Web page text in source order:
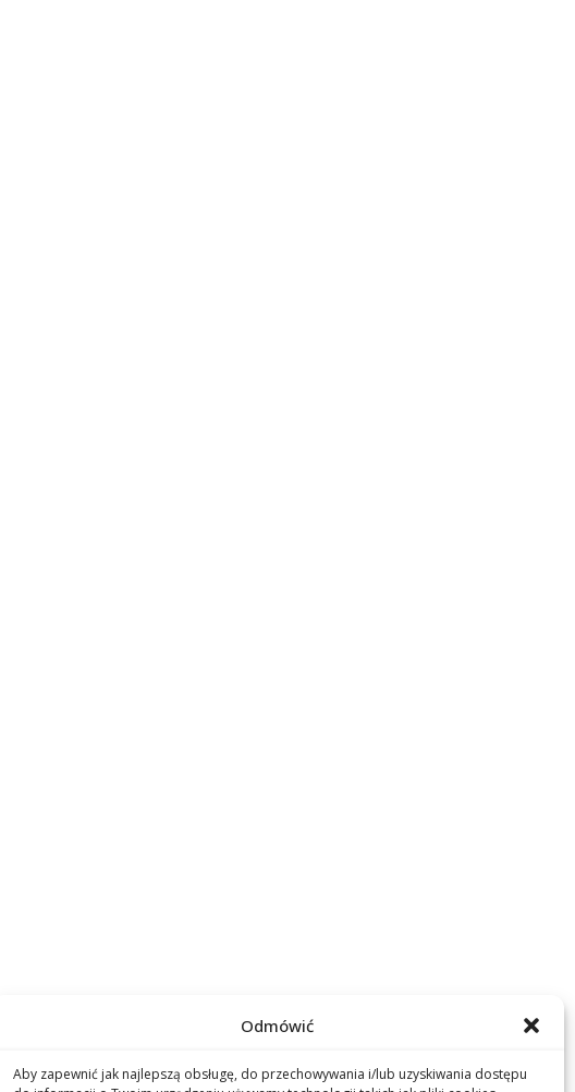
Odmówić
Aby zapewnić jak najlepszą obsługę, do przechowywania i/lub uzyskiwania dostępu